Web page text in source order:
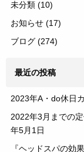
未分類 (10)
お知らせ (17)
ブログ (274)
最近の投稿
2023年A・do休日
2022年3月までの
年5月1日
『ヘッドスパの効